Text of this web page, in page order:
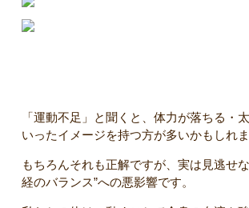
「運動不足」と聞くと、体力が落ちる・
いったイメージを持つ方が多いかもしれま
もちろんそれも正解ですが、実は見逃せ
経のバランス”への悪影響です。